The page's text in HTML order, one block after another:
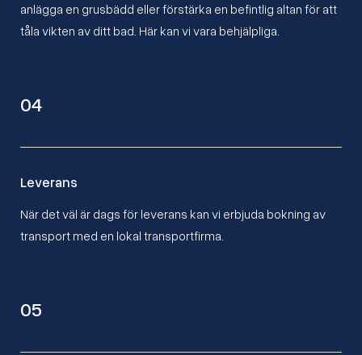
anlägga en grusbädd eller förstärka en befintlig altan för att
tåla vikten av ditt bad. Här kan vi vara behjälpliga.
04
Leverans
När det väl är dags för leverans kan vi erbjuda bokning av
transport med en lokal transportfirma.
05